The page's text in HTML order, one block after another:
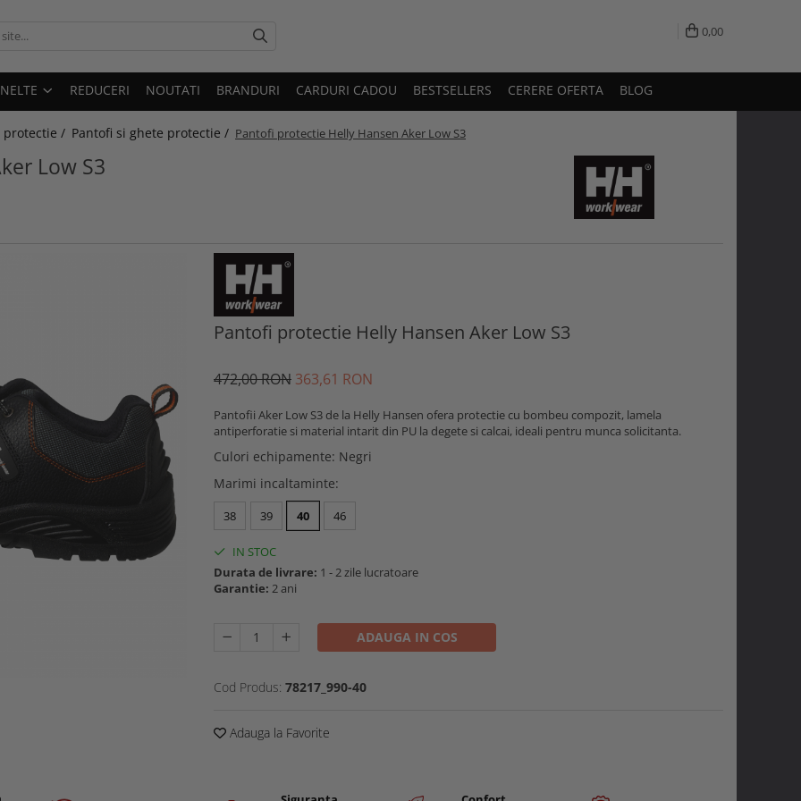
0,00
REDUCERI NOUTATI BRANDURI CARDURI CADOU BESTSELLERS CERERE OFERTA BLOG
protectie / Pantofi si ghete protectie / Pantofi protectie Helly Hansen Aker Low S3
Low S3
Pantofi protectie Helly Hansen Aker Low S3
472,00RON 363,61 RON
Pantofii Aker Low S3 de la Helly Hansen ofera protectie cu bombeu compozit, lamela
antiperforatie si material intarit din PU la degete si calcai, ideali pentru munca solicitanta.
Culori echipamente: Negri
Marimi incaltaminte:
38 39 40 46
IN STOC
Durata de livrare: 1 - 2 zile lucratoare
Garantie: 2 ani
ADAUGA IN COS
Cod Produs: 78217_990-40
Adauga la Favorite